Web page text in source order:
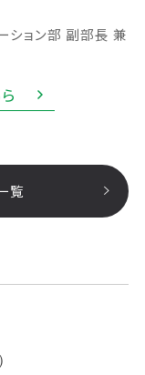
ション部 副部長 兼
覧